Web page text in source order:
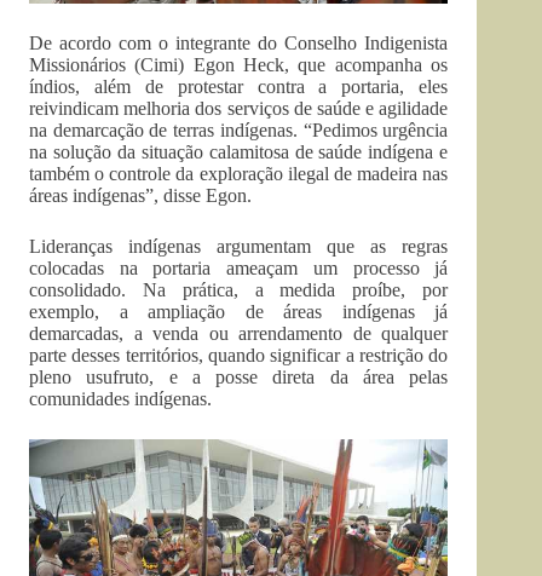
De acordo com o integrante do Conselho Indigenista
Missionários (Cimi) Egon Heck, que acompanha os
índios, além de protestar contra a portaria, eles
reivindicam melhoria dos serviços de saúde e agilidade
na demarcação de terras indígenas. “Pedimos urgência
na solução da situação calamitosa de saúde indígena e
também o controle da exploração ilegal de madeira nas
áreas indígenas”, disse Egon.
Lideranças indígenas argumentam que as regras
colocadas na portaria ameaçam um processo já
consolidado. Na prática, a medida proíbe, por
exemplo, a ampliação de áreas indígenas já
demarcadas, a venda ou arrendamento de qualquer
parte desses territórios, quando significar a restrição do
pleno usufruto, e a posse direta da área pelas
comunidades indígenas.